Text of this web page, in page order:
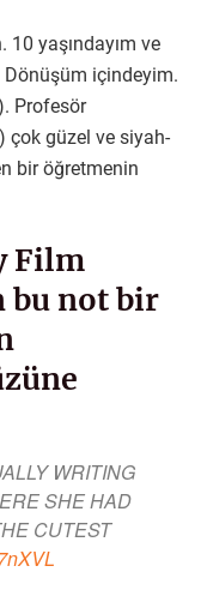
10 yaşındayım ve
içindeyim.
Profesör
çok güzel ve siyah-
bir öğretmenin
Film
bu not bir
WRITING
SHE HAD
CUTEST